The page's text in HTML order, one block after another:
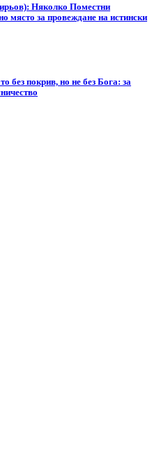
Няколко Поместни
място за провеждане на истински
без покрив, но не без Бога: за